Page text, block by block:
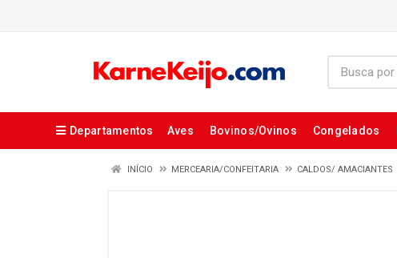
Departamentos Aves Bovinos/Ovinos Congelados
INÍCIO MERCEARIA/CONFEITARIA CALDOS/ AMACIANTES